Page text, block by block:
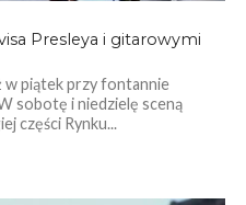
Presleya i gitarowymi
w piątek przy fontannie
sobotę i niedzielę sceną
części Rynku...